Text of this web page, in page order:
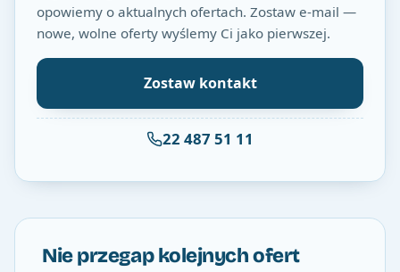
opowiemy o aktualnych ofertach. Zostaw e-mail —
nowe, wolne oferty wyślemy Ci jako pierwszej.
Zostaw kontakt
22 487 51 11
Nie przegap kolejnych ofert